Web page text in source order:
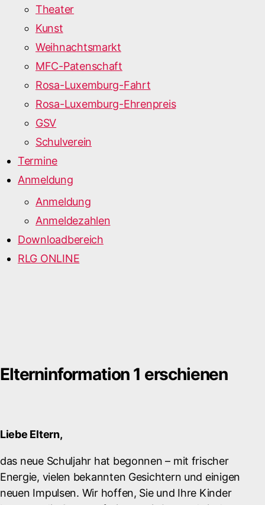
Theater
Kunst
Weihnachtsmarkt
MFC-Patenschaft
Rosa-Luxemburg-Fahrt
Rosa-Luxemburg-Ehrenpreis
GSV
Schulverein
Termine
Anmeldung
Anmeldung
Anmeldezahlen
Downloadbereich
RLG ONLINE
Elterninformation 1 erschienen
Liebe Eltern,
das neue Schuljahr hat begonnen – mit frischer
Energie, vielen bekannten Gesichtern und einigen
neuen Impulsen. Wir hoffen, Sie und Ihre Kinder